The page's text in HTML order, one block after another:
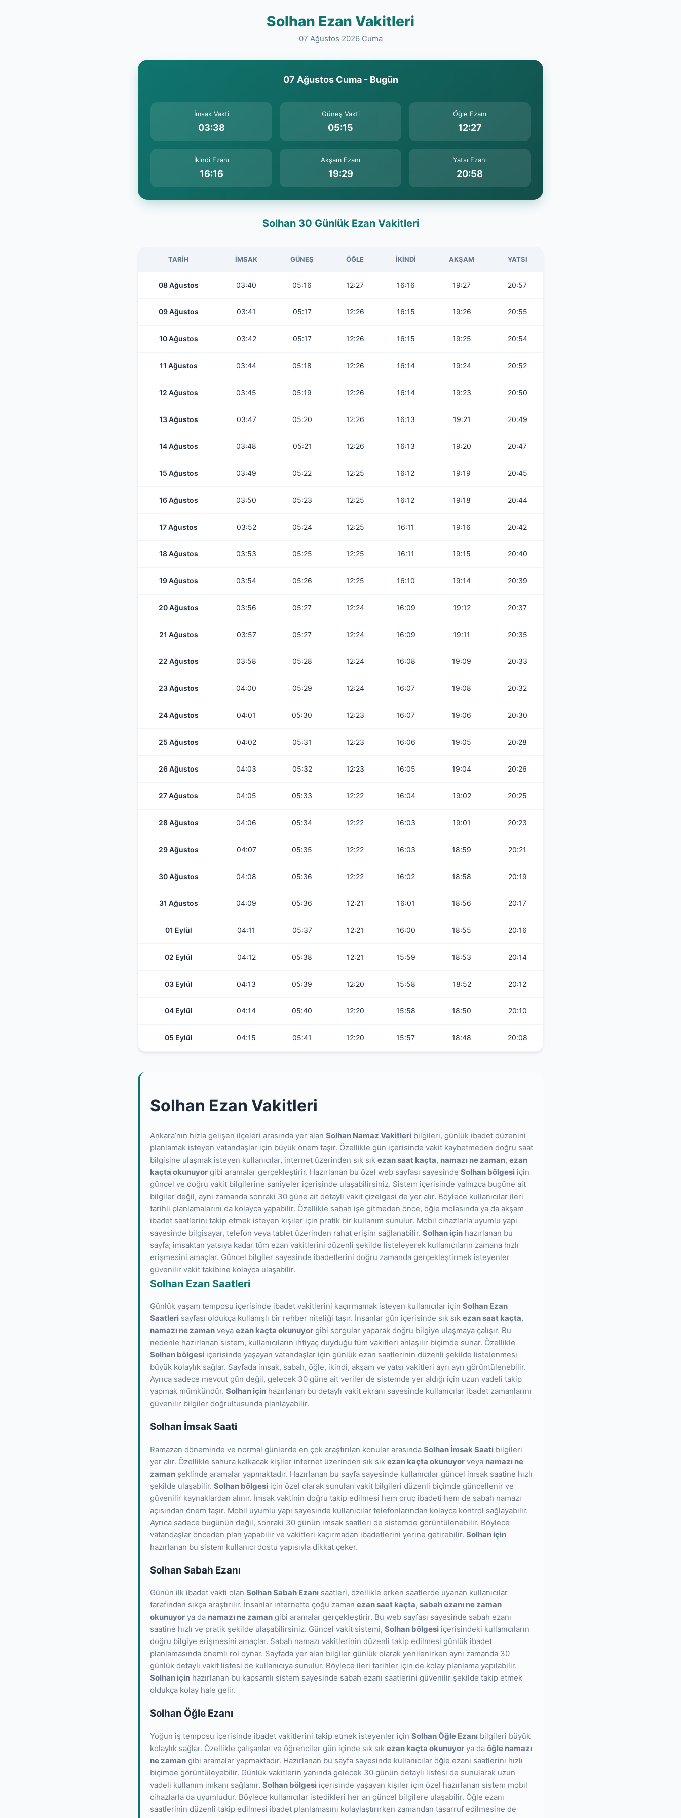
Solhan Ezan Vakitleri
07 Ağustos 2026 Cuma
07 Ağustos Cuma - Bugün
İmsak Vakti
03:38
Güneş Vakti
05:15
Öğle Ezanı
12:27
İkindi Ezanı
16:16
Akşam Ezanı
19:29
Yatsı Ezanı
20:58
Solhan 30 Günlük Ezan Vakitleri
TARIH İMSAK GÜNEŞ ÖĞLE İKINDI AKŞAM YATSI
08 Ağustos 03:40 05:16 12:27 16:16 19:27 20:57
09 Ağustos 03:41 05:17 12:26 16:15 19:26 20:55
10 Ağustos 03:42 05:17 12:26 16:15 19:25 20:54
11 Ağustos 03:44 05:18 12:26 16:14 19:24 20:52
12 Ağustos 03:45 05:19 12:26 16:14 19:23 20:50
13 Ağustos 03:47 05:20 12:26 16:13 19:21 20:49
14 Ağustos 03:48 05:21 12:26 16:13 19:20 20:47
15 Ağustos 03:49 05:22 12:25 16:12 19:19 20:45
16 Ağustos 03:50 05:23 12:25 16:12 19:18 20:44
17 Ağustos 03:52 05:24 12:25 16:11 19:16 20:42
18 Ağustos 03:53 05:25 12:25 16:11 19:15 20:40
19 Ağustos 03:54 05:26 12:25 16:10 19:14 20:39
20 Ağustos 03:56 05:27 12:24 16:09 19:12 20:37
21 Ağustos 03:57 05:27 12:24 16:09 19:11 20:35
22 Ağustos 03:58 05:28 12:24 16:08 19:09 20:33
23 Ağustos 04:00 05:29 12:24 16:07 19:08 20:32
24 Ağustos 04:01 05:30 12:23 16:07 19:06 20:30
25 Ağustos 04:02 05:31 12:23 16:06 19:05 20:28
26 Ağustos 04:03 05:32 12:23 16:05 19:04 20:26
27 Ağustos 04:05 05:33 12:22 16:04 19:02 20:25
28 Ağustos 04:06 05:34 12:22 16:03 19:01 20:23
29 Ağustos 04:07 05:35 12:22 16:03 18:59 20:21
30 Ağustos 04:08 05:36 12:22 16:02 18:58 20:19
31 Ağustos 04:09 05:36 12:21 16:01 18:56 20:17
01 Eylül 04:11 05:37 12:21 16:00 18:55 20:16
02 Eylül 04:12 05:38 12:21 15:59 18:53 20:14
03 Eylül 04:13 05:39 12:20 15:58 18:52 20:12
04 Eylül 04:14 05:40 12:20 15:58 18:50 20:10
05 Eylül 04:15 05:41 12:20 15:57 18:48 20:08
Solhan Ezan Vakitleri
Ankara’nın hızla gelişen ilçeleri arasında yer alan Solhan Namaz Vakitleri bilgileri, günlük ibadet düzenini
planlamak isteyen vatandaşlar için büyük önem taşır. Özellikle gün içerisinde vakit kaybetmeden doğru saat
bilgisine ulaşmak isteyen kullanıcılar, internet üzerinden sık sık ezan saat kaçta, namazı ne zaman, ezan
kaçta okunuyor gibi aramalar gerçekleştirir. Hazırlanan bu özel web sayfası sayesinde Solhan bölgesi için
güncel ve doğru vakit bilgilerine saniyeler içerisinde ulaşabilirsiniz. Sistem içerisinde yalnızca bugüne ait
bilgiler değil, aynı zamanda sonraki 30 güne ait detaylı vakit çizelgesi de yer alır. Böylece kullanıcılar ileri
tarihli planlamalarını da kolayca yapabilir. Özellikle sabah işe gitmeden önce, öğle molasında ya da akşam
ibadet saatlerini takip etmek isteyen kişiler için pratik bir kullanım sunulur. Mobil cihazlarla uyumlu yapı
sayesinde bilgisayar, telefon veya tablet üzerinden rahat erişim sağlanabilir. Solhan için hazırlanan bu
sayfa; imsaktan yatsıya kadar tüm ezan vakitlerini düzenli şekilde listeleyerek kullanıcıların zamana hızlı
erişmesini amaçlar. Güncel bilgiler sayesinde ibadetlerini doğru zamanda gerçekleştirmek isteyenler
güvenilir vakit takibine kolayca ulaşabilir.
Solhan Ezan Saatleri
Günlük yaşam temposu içerisinde ibadet vakitlerini kaçırmamak isteyen kullanıcılar için Solhan Ezan
Saatleri sayfası oldukça kullanışlı bir rehber niteliği taşır. İnsanlar gün içerisinde sık sık ezan saat kaçta,
namazı ne zaman veya ezan kaçta okunuyor gibi sorgular yaparak doğru bilgiye ulaşmaya çalışır. Bu
nedenle hazırlanan sistem, kullanıcıların ihtiyaç duyduğu tüm vakitleri anlaşılır biçimde sunar. Özellikle
Solhan bölgesi içerisinde yaşayan vatandaşlar için günlük ezan saatlerinin düzenli şekilde listelenmesi
büyük kolaylık sağlar. Sayfada imsak, sabah, öğle, ikindi, akşam ve yatsı vakitleri ayrı ayrı görüntülenebilir.
Ayrıca sadece mevcut gün değil, gelecek 30 güne ait veriler de sistemde yer aldığı için uzun vadeli takip
yapmak mümkündür. Solhan için hazırlanan bu detaylı vakit ekranı sayesinde kullanıcılar ibadet zamanlarını
güvenilir bilgiler doğrultusunda planlayabilir.
Solhan İmsak Saati
Ramazan döneminde ve normal günlerde en çok araştırılan konular arasında Solhan İmsak Saati bilgileri
yer alır. Özellikle sahura kalkacak kişiler internet üzerinden sık sık ezan kaçta okunuyor veya namazı ne
zaman şeklinde aramalar yapmaktadır. Hazırlanan bu sayfa sayesinde kullanıcılar güncel imsak saatine hızlı
şekilde ulaşabilir. Solhan bölgesi için özel olarak sunulan vakit bilgileri düzenli biçimde güncellenir ve
güvenilir kaynaklardan alınır. İmsak vaktinin doğru takip edilmesi hem oruç ibadeti hem de sabah namazı
açısından önem taşır. Mobil uyumlu yapı sayesinde kullanıcılar telefonlarından kolayca kontrol sağlayabilir.
Ayrıca sadece bugünün değil, sonraki 30 günün imsak saatleri de sistemde görüntülenebilir. Böylece
vatandaşlar önceden plan yapabilir ve vakitleri kaçırmadan ibadetlerini yerine getirebilir. Solhan için
hazırlanan bu sistem kullanıcı dostu yapısıyla dikkat çeker.
Solhan Sabah Ezanı
Günün ilk ibadet vakti olan Solhan Sabah Ezanı saatleri, özellikle erken saatlerde uyanan kullanıcılar
tarafından sıkça araştırılır. İnsanlar internette çoğu zaman ezan saat kaçta, sabah ezanı ne zaman
okunuyor ya da namazı ne zaman gibi aramalar gerçekleştirir. Bu web sayfası sayesinde sabah ezanı
saatine hızlı ve pratik şekilde ulaşabilirsiniz. Güncel vakit sistemi, Solhan bölgesi içerisindeki kullanıcıların
doğru bilgiye erişmesini amaçlar. Sabah namazı vakitlerinin düzenli takip edilmesi günlük ibadet
planlamasında önemli rol oynar. Sayfada yer alan bilgiler günlük olarak yenilenirken aynı zamanda 30
günlük detaylı vakit listesi de kullanıcıya sunulur. Böylece ileri tarihler için de kolay planlama yapılabilir.
Solhan için hazırlanan bu kapsamlı sistem sayesinde sabah ezanı saatlerini güvenilir şekilde takip etmek
oldukça kolay hale gelir.
Solhan Öğle Ezanı
Yoğun iş temposu içerisinde ibadet vakitlerini takip etmek isteyenler için Solhan Öğle Ezanı bilgileri büyük
kolaylık sağlar. Özellikle çalışanlar ve öğrenciler gün içinde sık sık ezan kaçta okunuyor ya da öğle namazı
ne zaman gibi aramalar yapmaktadır. Hazırlanan bu sayfa sayesinde kullanıcılar öğle ezanı saatlerini hızlı
biçimde görüntüleyebilir. Günlük vakitlerin yanında gelecek 30 günün detaylı listesi de sunularak uzun
vadeli kullanım imkanı sağlanır. Solhan bölgesi içerisinde yaşayan kişiler için özel hazırlanan sistem mobil
cihazlarla da uyumludur. Böylece kullanıcılar istedikleri her an güncel bilgilere ulaşabilir. Öğle ezanı
saatlerinin düzenli takip edilmesi ibadet planlamasını kolaylaştırırken zamandan tasarruf edilmesine de